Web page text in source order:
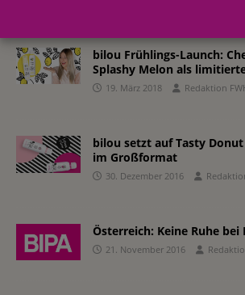
bilou Frühlings-Launch:
Splashy Melon als
19. März 2018 Redaktion
bilou setzt auf Tasty
im Großformat
30. Dezember 2016
Österreich: Keine Ruhe bei
21. November 2016